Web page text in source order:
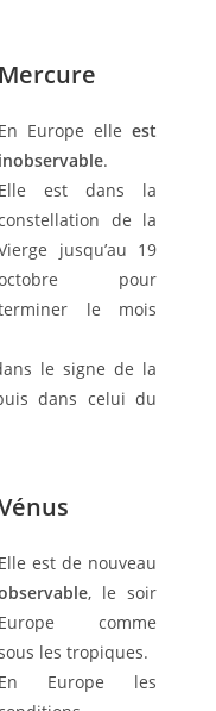
Mercure
En Europe elle est
inobservable.
Elle est dans la
de la
jusqu’au 19
pour
le mois
le signe de la
dans celui du
Elle est de nouveau
, le soir
Europe comme
les tropiques.
En Europe les